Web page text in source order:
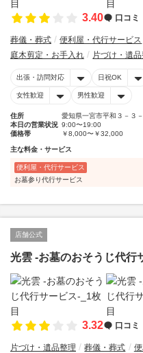
3.40 口コミ
葬儀・葬式 便利屋・代行サービス
庭木剪定・お手入れ
片づけ・遺
出張・訪問対応 日祝OK
女性歓迎 男性歓迎
住所
愛知県一宮市平和３－３－
本日の営業状況 9:00〜19:00
価格帯
￥8,000〜￥32,000
主な料金・サービス
便利屋・代行サービス
お墓参り代行サービス
店舗公式
光雲 -お墓のおそうじ代行
3.32 口コミ
片づけ・遺品整理 葬儀・葬式